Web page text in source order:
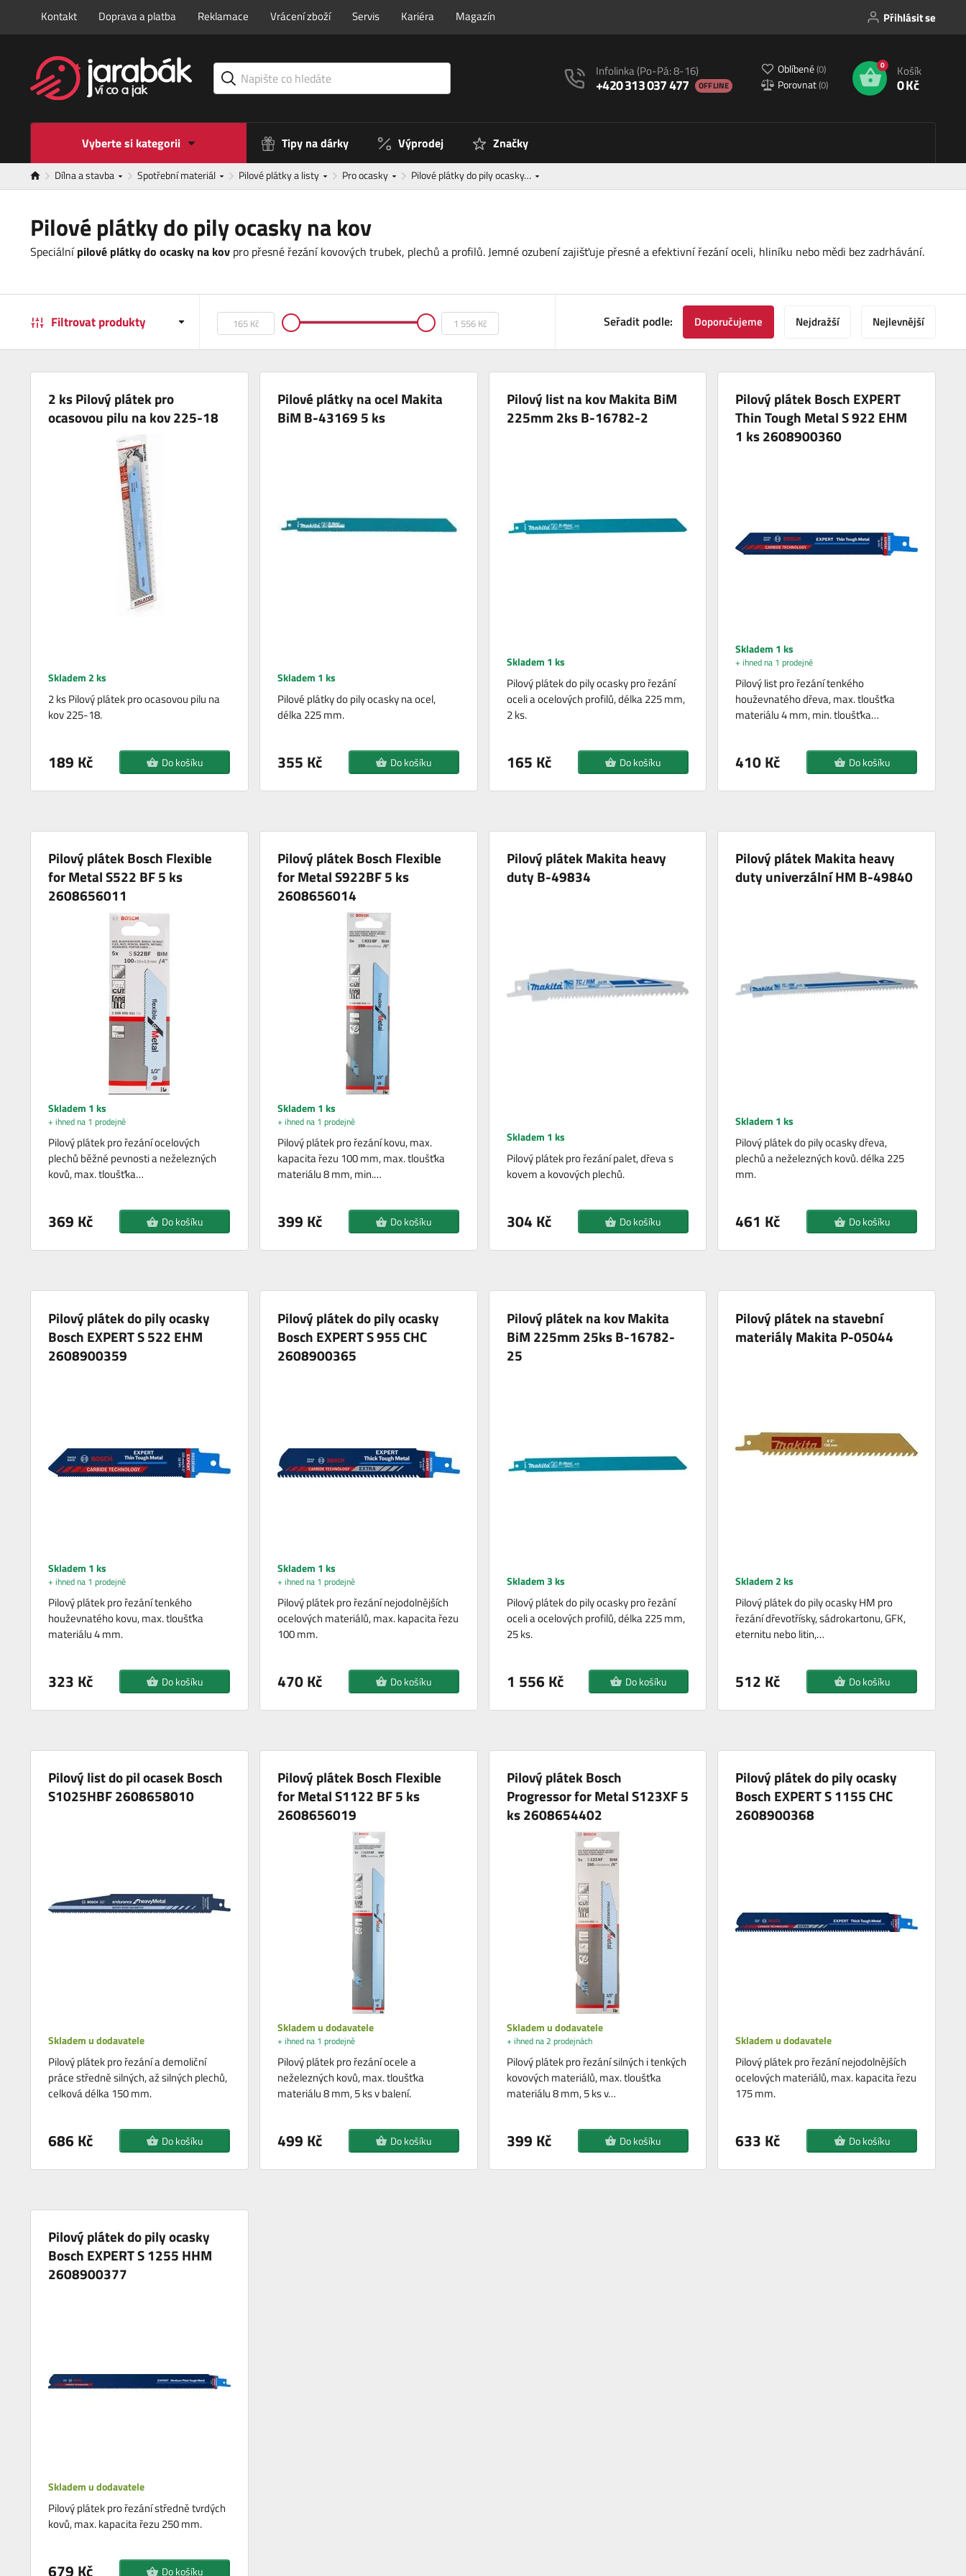
Kontakt Doprava a platba Reklamace Vrácení zboží Servis Kariéra Magazín Přihlásit se
Infolinka(Po-Pá: 8-16)
+420 313 037 477 OFFLINE
Oblíbené(0)
Porovnat(0)
0 Košík
0 Kč
Vyberte si kategorii Tipy na dárky Výprodej Značky
Dílna a stavba Spotřební materiál Pilové plátky a listy Pro ocasky Pilové plátky do pily ocasky…
Pilové plátky do pily ocasky na kov
Speciálnípilové plátky do ocasky na kov pro přesné řezání kovových trubek, plechů a profilů. Jemné ozubení zajišťuje přesné a efektivní řezání oceli, hliníku nebo mědi bez zadrhávání.
Filtrovat produkty Seřadit podle: Doporučujeme Nejdražší Nejlevnější
2 ks Pilový plátek pro
ocasovou pilu na kov 225-18
Skladem 2 ks
2 ks Pilový plátek pro ocasovou pilu na
kov 225-18.
189 Kč Do košíku
Pilové plátky na ocel Makita
BiM B-43169 5 ks
Skladem 1 ks
Pilové plátky do pily ocasky na ocel,
délka 225 mm.
355 Kč Do košíku
Pilový list na kov Makita BiM
225mm 2ks B-16782-2
Skladem 1 ks
Pilový plátek do pily ocasky pro řezání
oceli a ocelových profilů, délka 225 mm,
2 ks.
165 Kč Do košíku
Pilový plátek Bosch EXPERT
Thin Tough Metal S 922 EHM
1 ks 2608900360
Skladem 1 ks
+ ihned na 1 prodejně
Pilový list pro řezání tenkého
houževnatého dřeva, max. tloušťka
materiálu 4 mm, min. tloušťka…
410 Kč Do košíku
Pilový plátek Bosch Flexible
for Metal S522 BF 5 ks
2608656011
Skladem 1 ks
+ ihned na 1 prodejně
Pilový plátek pro řezání ocelových
plechů běžné pevnosti a neželezných
kovů, max. tloušťka…
369 Kč Do košíku
Pilový plátek Bosch Flexible
for Metal S922BF 5 ks
2608656014
Skladem 1 ks
+ ihned na 1 prodejně
Pilový plátek pro řezání kovu, max.
kapacita řezu 100 mm, max. tloušťka
materiálu 8 mm, min.…
399 Kč Do košíku
Pilový plátek Makita heavy
duty B-49834
Skladem 1 ks
Pilový plátek pro řezání palet, dřeva s
kovem a kovových plechů.
304 Kč Do košíku
Pilový plátek Makita heavy
duty univerzální HM B-49840
Skladem 1 ks
Pilový plátek do pily ocasky dřeva,
plechů a neželezných kovů. délka 225
mm.
461 Kč Do košíku
Pilový plátek do pily ocasky
Bosch EXPERT S 522 EHM
2608900359
Skladem 1 ks
+ ihned na 1 prodejně
Pilový plátek pro řezání tenkého
houževnatého kovu, max. tloušťka
materiálu 4 mm.
323 Kč Do košíku
Pilový plátek do pily ocasky
Bosch EXPERT S 955 CHC
2608900365
Skladem 1 ks
+ ihned na 1 prodejně
Pilový plátek pro řezání nejodolnějších
ocelových materiálů, max. kapacita řezu
100 mm.
470 Kč Do košíku
Pilový plátek na kov Makita
BiM 225mm 25ks B-16782-
25
Skladem 3 ks
Pilový plátek do pily ocasky pro řezání
oceli a ocelových profilů, délka 225 mm,
25 ks.
1 556 Kč Do košíku
Pilový plátek na stavební
materiály Makita P-05044
Skladem 2 ks
Pilový plátek do pily ocasky HM pro
řezání dřevotřísky, sádrokartonu, GFK,
eternitu nebo litin,…
512 Kč Do košíku
Pilový list do pil ocasek Bosch
S1025HBF 2608658010
Skladem u dodavatele
Pilový plátek pro řezání a demoliční
práce středně silných, až silných plechů,
celková délka 150 mm.
686 Kč Do košíku
Pilový plátek Bosch Flexible
for Metal S1122 BF 5 ks
2608656019
Skladem u dodavatele
+ ihned na 1 prodejně
Pilový plátek pro řezání ocele a
neželezných kovů, max. tloušťka
materiálu 8 mm, 5 ks v balení.
499 Kč Do košíku
Pilový plátek Bosch
Progressor for Metal S123XF 5
ks 2608654402
Skladem u dodavatele
+ ihned na 2 prodejnách
Pilový plátek pro řezání silných i tenkých
kovových materiálů, max. tloušťka
materiálu 8 mm, 5 ks v…
399 Kč Do košíku
Pilový plátek do pily ocasky
Bosch EXPERT S 1155 CHC
2608900368
Skladem u dodavatele
Pilový plátek pro řezání nejodolnějších
ocelových materiálů, max. kapacita řezu
175 mm.
633 Kč Do košíku
Pilový plátek do pily ocasky
Bosch EXPERT S 1255 HHM
2608900377
Skladem u dodavatele
Pilový plátek pro řezání středně tvrdých
kovů, max. kapacita řezu 250 mm.
679 Kč Do košíku